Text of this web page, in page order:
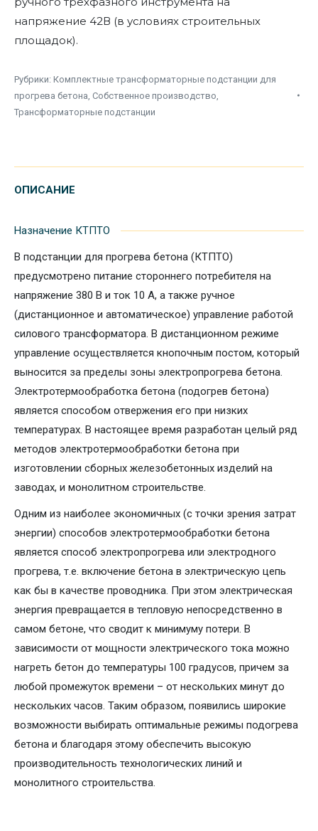
напряжение 42В (в условиях строительных
площадок).
Рубрики: Комплектные трансформаторные подстанции для
прогрева бетона Собственное производство
Трансформаторные подстанции
ОПИСАНИЕ
Назначение КТПТО
В подстанции для прогрева бетона (КТПТО)
предусмотрено питание стороннего потребителя на
напряжение 380 В и ток 10 А, а также ручное
(дистанционное и автоматическое) управление работой
силового трансформатора. В дистанционном режиме
управление осуществляется кнопочным постом, который
выносится за пределы зоны электропрогрева бетона.
Электротермообработка бетона (подогрев бетона)
является способом отвержения его при низких
температурах. В настоящее время разработан целый ряд
методов электротермообработки бетона при
изготовлении сборных железобетонных изделий на
заводах, и монолитном строительстве.
Одним из наиболее экономичных (с точки зрения затрат
энергии) способов электротермообработки бетона
является способ электропрогрева или электродного
прогрева, т.е. включение бетона в электрическую цепь
как бы в качестве проводника. При этом электрическая
энергия превращается в тепловую непосредственно в
самом бетоне, что сводит к минимуму потери. В
зависимости от мощности электрического тока можно
нагреть бетон до температуры 100 градусов, причем за
любой промежуток времени – от нескольких минут до
нескольких часов. Таким образом, появились широкие
возможности выбирать оптимальные режимы подогрева
бетона и благодаря этому обеспечить высокую
производительность технологических линий и
монолитного строительства.